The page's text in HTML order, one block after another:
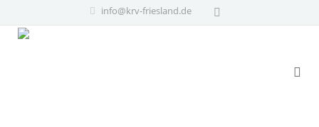
info@krv-friesland.de